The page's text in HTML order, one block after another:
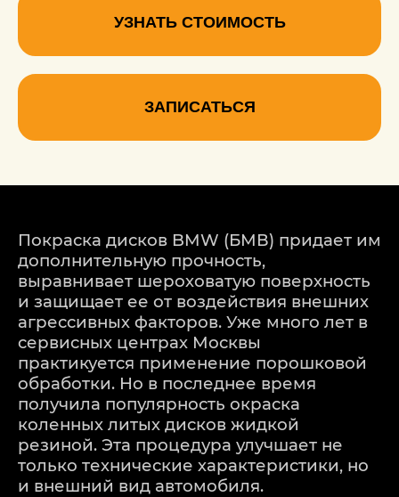
УЗНАТЬ СТОИМОСТЬ
ЗАПИСАТЬСЯ
Покраска дисков BMW (БМВ) придает им
дополнительную прочность,
выравнивает шероховатую поверхность
и защищает ее от воздействия внешних
агрессивных факторов. Уже много лет в
сервисных центрах Москвы
практикуется применение порошковой
обработки. Но в последнее время
получила популярность окраска
коленных литых дисков жидкой
резиной. Эта процедура улучшает не
только технические характеристики, но
и внешний вид автомобиля.